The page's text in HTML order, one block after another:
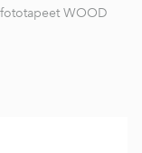
WOOD